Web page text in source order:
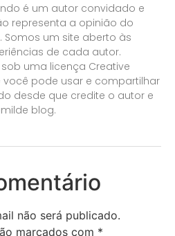
é um autor convidado e
representa a opinião do
Somos um site aberto às
de cada autor.
uma licença Creative
você pode usar e compartilhar
desde que credite o autor e
blog.
não será publicado.
marcados com *